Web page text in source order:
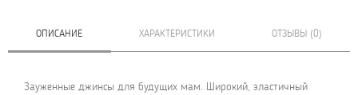
ОПИСАНИЕ ХАРАКТЕРИСТИКИ ОТЗЫВЫ (0)
Зауженные джинсы для будущих мам. Широкий, эластичный